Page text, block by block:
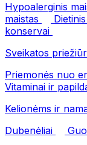
Hypoalerginis
maistas
konservai
Sveikatos
Priemonės nuo
Vitaminai ir
Kelionėms ir
Dubenėliai